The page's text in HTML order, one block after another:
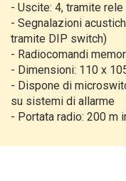
- Uscite: 4, tramite
- Segnalazioni
tramite DIP switch)
- Radiocomandi
- Dimensioni: 110 x
- Dispone di
su sistemi di allarme
- Portata radio: 200 m